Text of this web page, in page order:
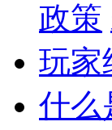
政策
玩家
什么